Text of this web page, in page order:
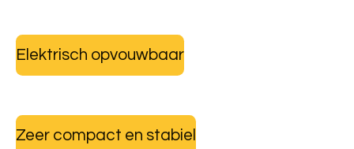
Elektrisch opvouwbaar
Zeer compact en stabiel